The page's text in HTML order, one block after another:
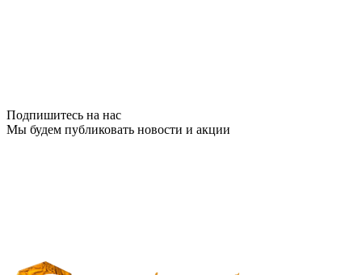
Подпишитесь на нас
Мы будем публиковать новости и акции